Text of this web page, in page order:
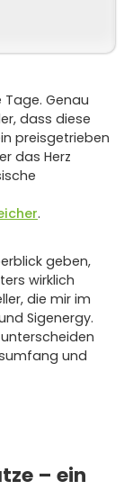
Genau
dass diese
preisgetrieben
das Herz
.
geben,
wirklich
die mir im
Sigenergy.
und
– ein